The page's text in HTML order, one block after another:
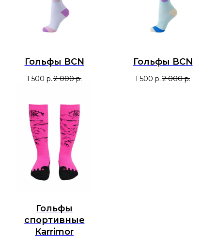
Гольфы BCN
1 500 р. 2 000 р.
Гольфы BCN
1 500 р. 2 000 р.
Гольфы
спортивные
Кarrimor